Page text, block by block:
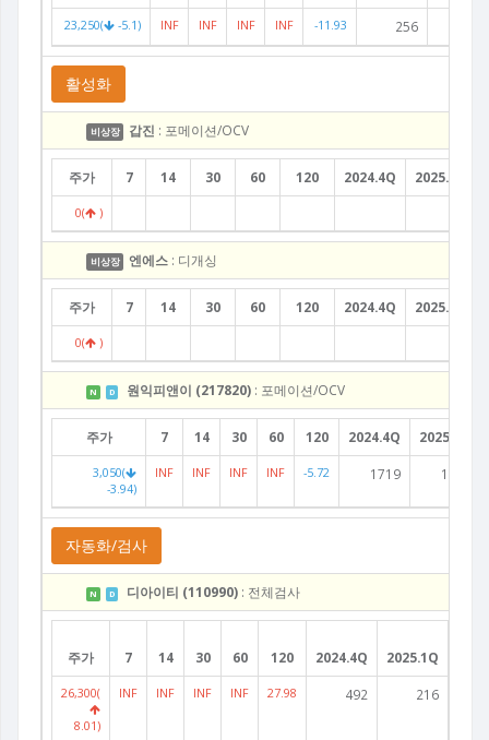
23,250( -5.1) INF INF INF INF -11.93 256
활성화
비상장 갑진 : 포메이션/OCV
주가 7 14 30 60 120 2024.4Q 2025.1Q
0( )
비상장 엔에스 : 디개싱
주가 7 14 30 60 120 2024.4Q 2025.1Q
0( )
N D 원익피앤이 (217820) : 포메이션/OCV
주가 7 14 30 60 120 2024.4Q 2025.1Q
3,050(
-3.94)
INF INF INF INF -5.72 1719 1547
자동화/검사
N D 디아이티 (110990) : 전체검사
주가 7 14 30 60 120 2024.4Q 2025.1Q
26,300(
8.01)
INF INF INF INF 27.98 492 216